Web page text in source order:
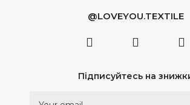
Підписуйтесь на
@LOVEYOU.TEXTILE